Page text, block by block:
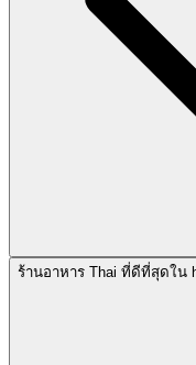
ร้านอาหาร Thai ที่ดีที่สุดใน